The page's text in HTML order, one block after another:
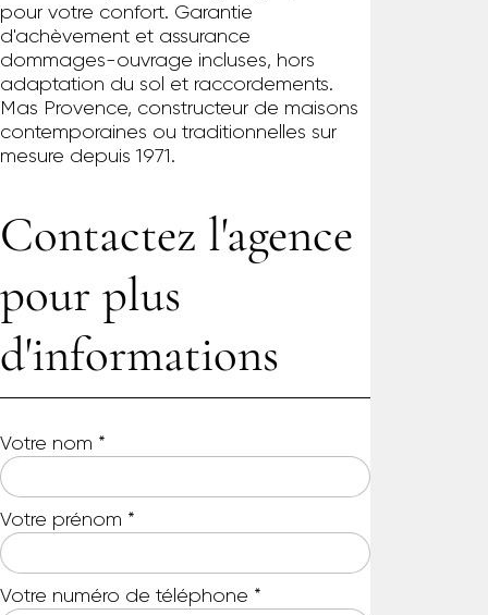
pour votre confort. Garantie
d'achèvement et assurance
dommages-ouvrage incluses, hors
adaptation du sol et raccordements.
Mas Provence, constructeur de maisons
contemporaines ou traditionnelles sur
mesure depuis 1971.
Contactez l'agence
pour plus
d'informations
Votre nom *
Votre prénom *
Votre numéro de téléphone *